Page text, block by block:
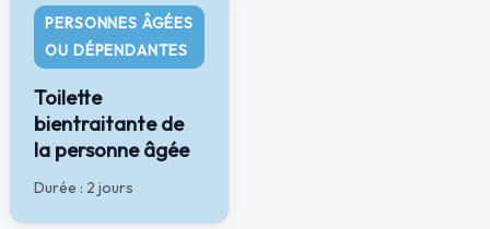
PERSONNES ÂGÉES
OU DÉPENDANTES
Toilette
bientraitante de
la personne âgée
Durée : 2 jours